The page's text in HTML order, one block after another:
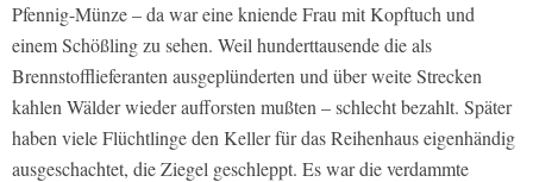
Pfennig-Münze – da war eine kniende Frau mit Kopftuch und
einem Schößling zu sehen. Weil hunderttausende die als
Brennstofflieferanten ausgeplünderten und über weite Strecken
kahlen Wälder wieder aufforsten mußten – schlecht bezahlt. Später
haben viele Flüchtlinge den Keller für das Reihenhaus eigenhändig
ausgeschachtet, die Ziegel geschleppt. Es war die verdammte